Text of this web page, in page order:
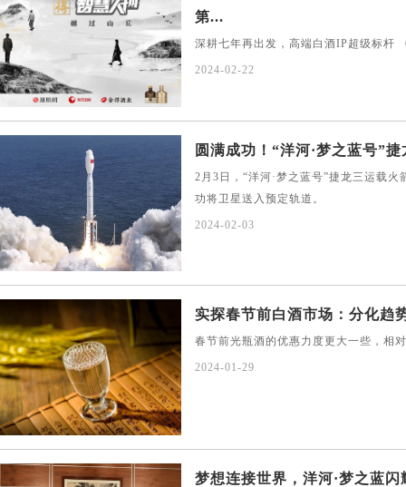
第...
深耕七年再出发，高端白酒IP超级标杆
2024-02-22
圆满成功！“洋河·梦之蓝号”
2月3日，“洋河·梦之蓝号”捷龙三运载
功将卫星送入预定轨道。
2024-02-03
实探春节前白酒市场：分化趋
春节前光瓶酒的优惠力度更大一些，相
2024-01-29
梦想连接世界，洋河·梦之蓝闪